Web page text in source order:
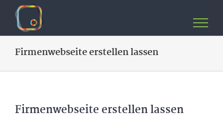
Zum
Inhalt
springen
Firmenwebseite erstellen lassen
Firmenwebseite erstellen lassen